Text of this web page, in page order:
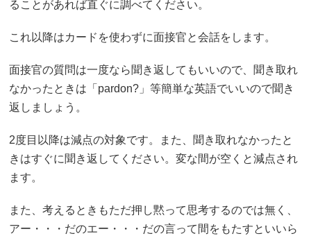
ることがあれば直ぐに調べてください。
これ以降はカードを使わずに面接官と会話をします。
面接官の質問は一度なら聞き返してもいいので、聞き取れ
なかったときは「pardon?」等簡単な英語でいいので聞き
返しましょう。
2度目以降は減点の対象です。また、聞き取れなかったと
きはすぐに聞き返してください。変な間が空くと減点され
ます。
また、考えるときもただ押し黙って思考するのでは無く、
アー・・・だのエー・・・だの言って間をもたすといいら